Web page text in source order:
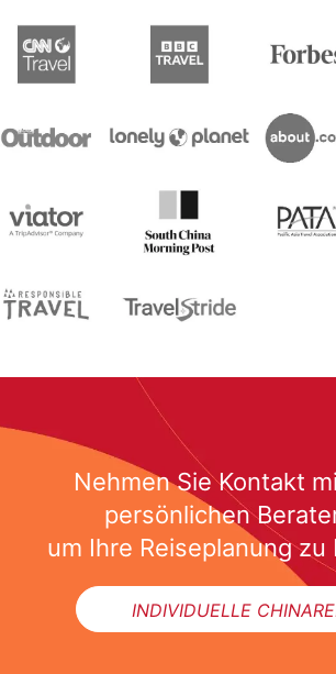
Nehmen Sie Kontakt
persönlichen
um Ihre Reiseplanung zu
INDIVIDUELLE